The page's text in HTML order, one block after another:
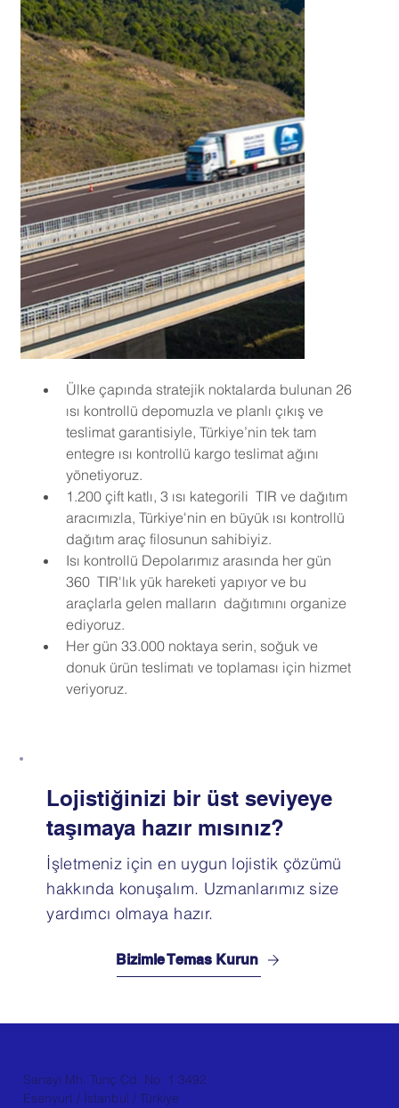
Ülke çapında stratejik noktalarda bulunan 26
ısı kontrollü depomuzla ve planlı çıkış ve
teslimat garantisiyle, Türkiye’nin tek tam
entegre ısı kontrollü kargo teslimat ağını
yönetiyoruz.
1.200 çift katlı, 3 ısı kategorili  TIR ve dağıtım
aracımızla, Türkiye'nin en büyük ısı kontrollü
dağıtım araç filosunun sahibiyiz.
Isı kontrollü Depolarımız arasında her gün
360  TIR'lık yük hareketi yapıyor ve bu
araçlarla gelen malların  dağıtımını organize
ediyoruz.
Her gün 33.000 noktaya serin, soğuk ve
donuk ürün teslimatı ve toplaması için hizmet
veriyoruz.
Lojistiğinizi bir üst seviyeye
taşımaya hazır mısınız?
İşletmeniz için en uygun lojistik çözümü
hakkında konuşalım. Uzmanlarımız size
yardımcı olmaya hazır.
Bizimle Temas Kurun
Sanayi Mh. Tunç Cd. No: 1 3492
Esenyurt / İstanbul / Türkiye